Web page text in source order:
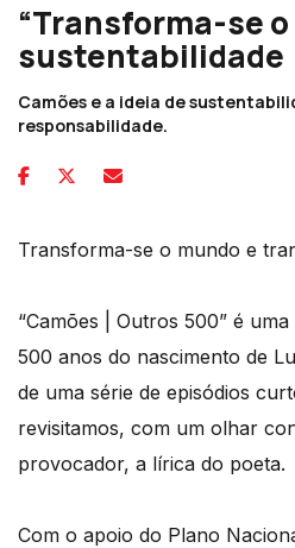
“Transforma-se o
sustentabilidade
Camões e a ideia de
responsabilidade.
Transforma-se o mundo e
“Camões | Outros 500” é
500 anos do nascimento de
de uma série de episódios
revisitamos, com um olhar
provocador, a lírica do poeta.
Com o apoio do Plano